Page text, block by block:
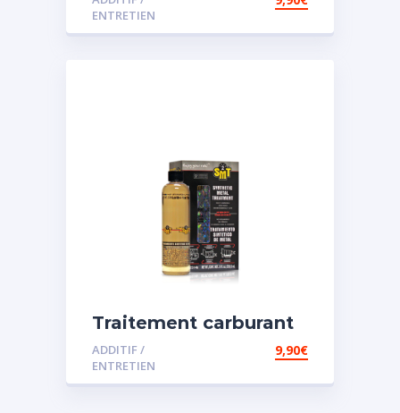
ENTRETIEN
Traitement carburant
spécial essence
ADDITIF /
ENTRETIEN
9,90€